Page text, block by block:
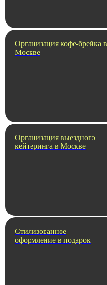
Организация кофе-брейка в
Москве
Организация выездного
кейтеринга в Москве
Стилизованное
оформление в подарок